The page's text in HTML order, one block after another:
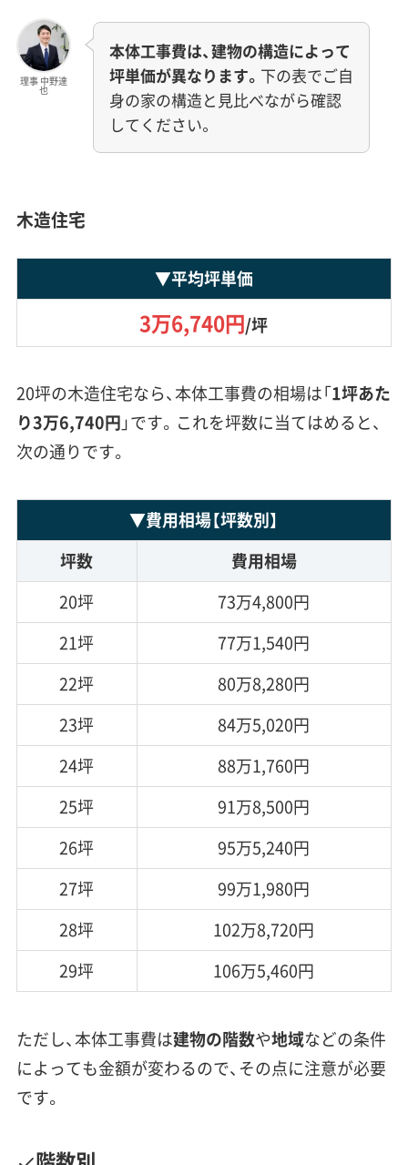
理事 中野達
也
本体工事費は、建物の構造によって
坪単価が異なります。 下の表でご自
身の家の構造と見比べながら確認
してください。
木造住宅
▼平均坪単価
3万6,740円/坪
20坪の木造住宅なら、本体工事費の相場は「1坪あた
り3万6,740円」です。これを坪数に当てはめると、
次の通りです。
▼費用相場【坪数別】
坪数
費用相場
20坪
73万4,800円
21坪
77万1,540円
22坪
80万8,280円
23坪
84万5,020円
24坪
88万1,760円
25坪
91万8,500円
26坪
95万5,240円
27坪
99万1,980円
28坪
102万8,720円
29坪
106万5,460円
ただし、本体工事費は建物の階数や地域などの条件
によっても金額が変わるので、その点に注意が必要
です。